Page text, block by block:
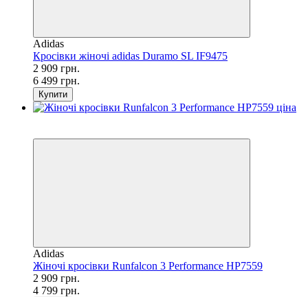
Adidas
Кросівки жіночі adidas Duramo SL IF9475
2 909 грн.
6 499 грн.
Купити
Adidas
Жіночі кросівки Runfalcon 3 Performance HP7559
2 909 грн.
4 799 грн.